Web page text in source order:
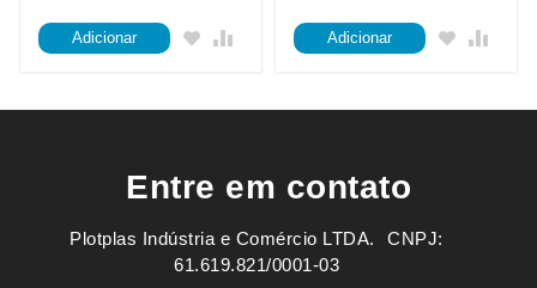
Adicionar Adicionar
Entre em contato
Plotplas Indústria e Comércio LTDA. ㅤㅤㅤ CNPJ:
61.619.821/0001-03